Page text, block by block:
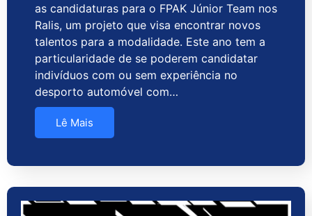
as candidaturas para o FPAK Júnior Team nos
Ralis, um projeto que visa encontrar novos
talentos para a modalidade. Este ano tem a
particularidade de se poderem candidatar
indivíduos com ou sem experiência no
desporto automóvel com…
Lê Mais